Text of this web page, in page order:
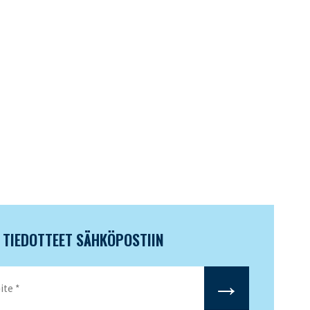
SÄHKÖPOSTIIN